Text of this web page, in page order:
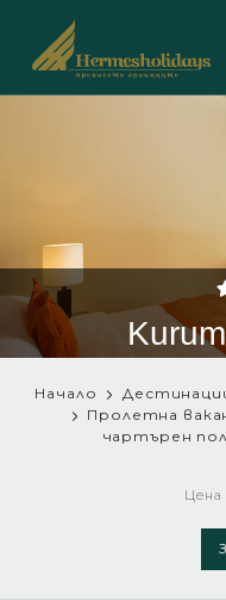
Начало
Пролетна
чартърен
Цена